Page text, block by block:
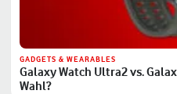
GADGETS & WEARABLES
Galaxy Watch Ultra2 vs.
Wahl?